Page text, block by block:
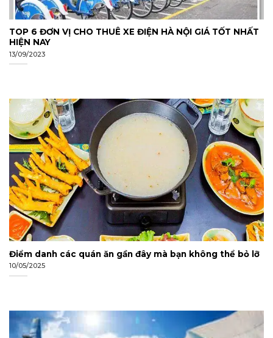
TOP 6 ĐƠN VỊ CHO THUÊ XE ĐIỆN HÀ NỘI GIÁ TỐT NHẤT
HIỆN NAY
13/09/2023
Điểm danh các quán ăn gần đây mà bạn không thể bỏ lỡ
10/05/2025